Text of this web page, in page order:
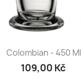
Colombian - 450 Ml
109,00 Kč